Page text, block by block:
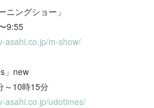
ングショー」
9:55
asahi.co.jp/m-show/
」new
10時15分
asahi.co.jp/udotimes/